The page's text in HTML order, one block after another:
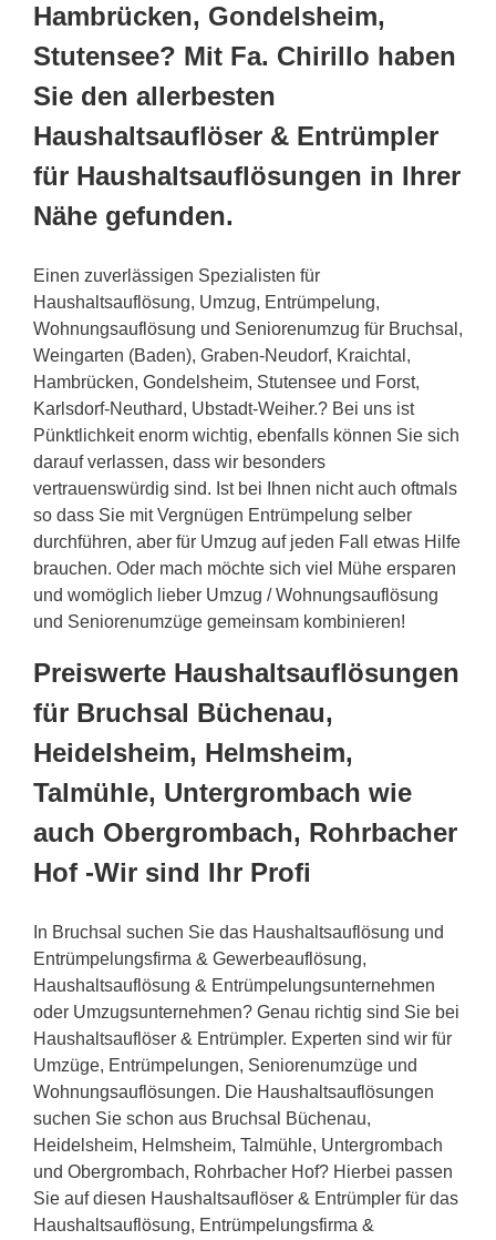
Hambrücken, Gondelsheim,
Stutensee? Mit Fa. Chirillo haben
Sie den allerbesten
Haushaltsauflöser & Entrümpler
für Haushaltsauflösungen in Ihrer
Nähe gefunden.
Einen zuverlässigen Spezialisten für
Haushaltsauflösung, Umzug, Entrümpelung,
Wohnungsauflösung und Seniorenumzug für Bruchsal,
Weingarten (Baden), Graben-Neudorf, Kraichtal,
Hambrücken, Gondelsheim, Stutensee und Forst,
Karlsdorf-Neuthard, Ubstadt-Weiher.? Bei uns ist
Pünktlichkeit enorm wichtig, ebenfalls können Sie sich
darauf verlassen, dass wir besonders
vertrauenswürdig sind. Ist bei Ihnen nicht auch oftmals
so dass Sie mit Vergnügen Entrümpelung selber
durchführen, aber für Umzug auf jeden Fall etwas Hilfe
brauchen. Oder mach möchte sich viel Mühe ersparen
und womöglich lieber Umzug / Wohnungsauflösung
und Seniorenumzüge gemeinsam kombinieren!
Preiswerte Haushaltsauflösungen
für Bruchsal Büchenau,
Heidelsheim, Helmsheim,
Talmühle, Untergrombach wie
auch Obergrombach, Rohrbacher
Hof -Wir sind Ihr Profi
In Bruchsal suchen Sie das Haushaltsauflösung und
Entrümpelungsfirma & Gewerbeauflösung,
Haushaltsauflösung & Entrümpelungsunternehmen
oder Umzugsunternehmen? Genau richtig sind Sie bei
Haushaltsauflöser & Entrümpler. Experten sind wir für
Umzüge, Entrümpelungen, Seniorenumzüge und
Wohnungsauflösungen. Die Haushaltsauflösungen
suchen Sie schon aus Bruchsal Büchenau,
Heidelsheim, Helmsheim, Talmühle, Untergrombach
und Obergrombach, Rohrbacher Hof? Hierbei passen
Sie auf diesen Haushaltsauflöser & Entrümpler für das
Haushaltsauflösung, Entrümpelungsfirma &